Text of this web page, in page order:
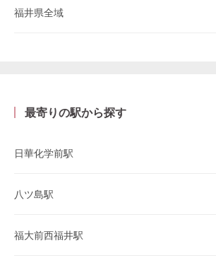
福井県全域
最寄りの駅から探す
日華化学前駅
八ツ島駅
福大前西福井駅